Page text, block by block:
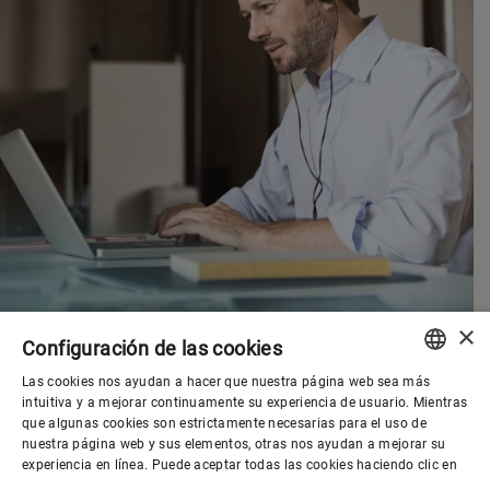
Gobierno corporativo
ENGLISH
SPANISH
GERMAN
×
Configuración de las cookies
Las cookies nos ayudan a hacer que nuestra página web sea más
intuitiva y a mejorar continuamente su experiencia de usuario. Mientras
que algunas cookies son estrictamente necesarias para el uso de
nuestra página web y sus elementos, otras nos ayudan a mejorar su
experiencia en línea. Puede aceptar todas las cookies haciendo clic en